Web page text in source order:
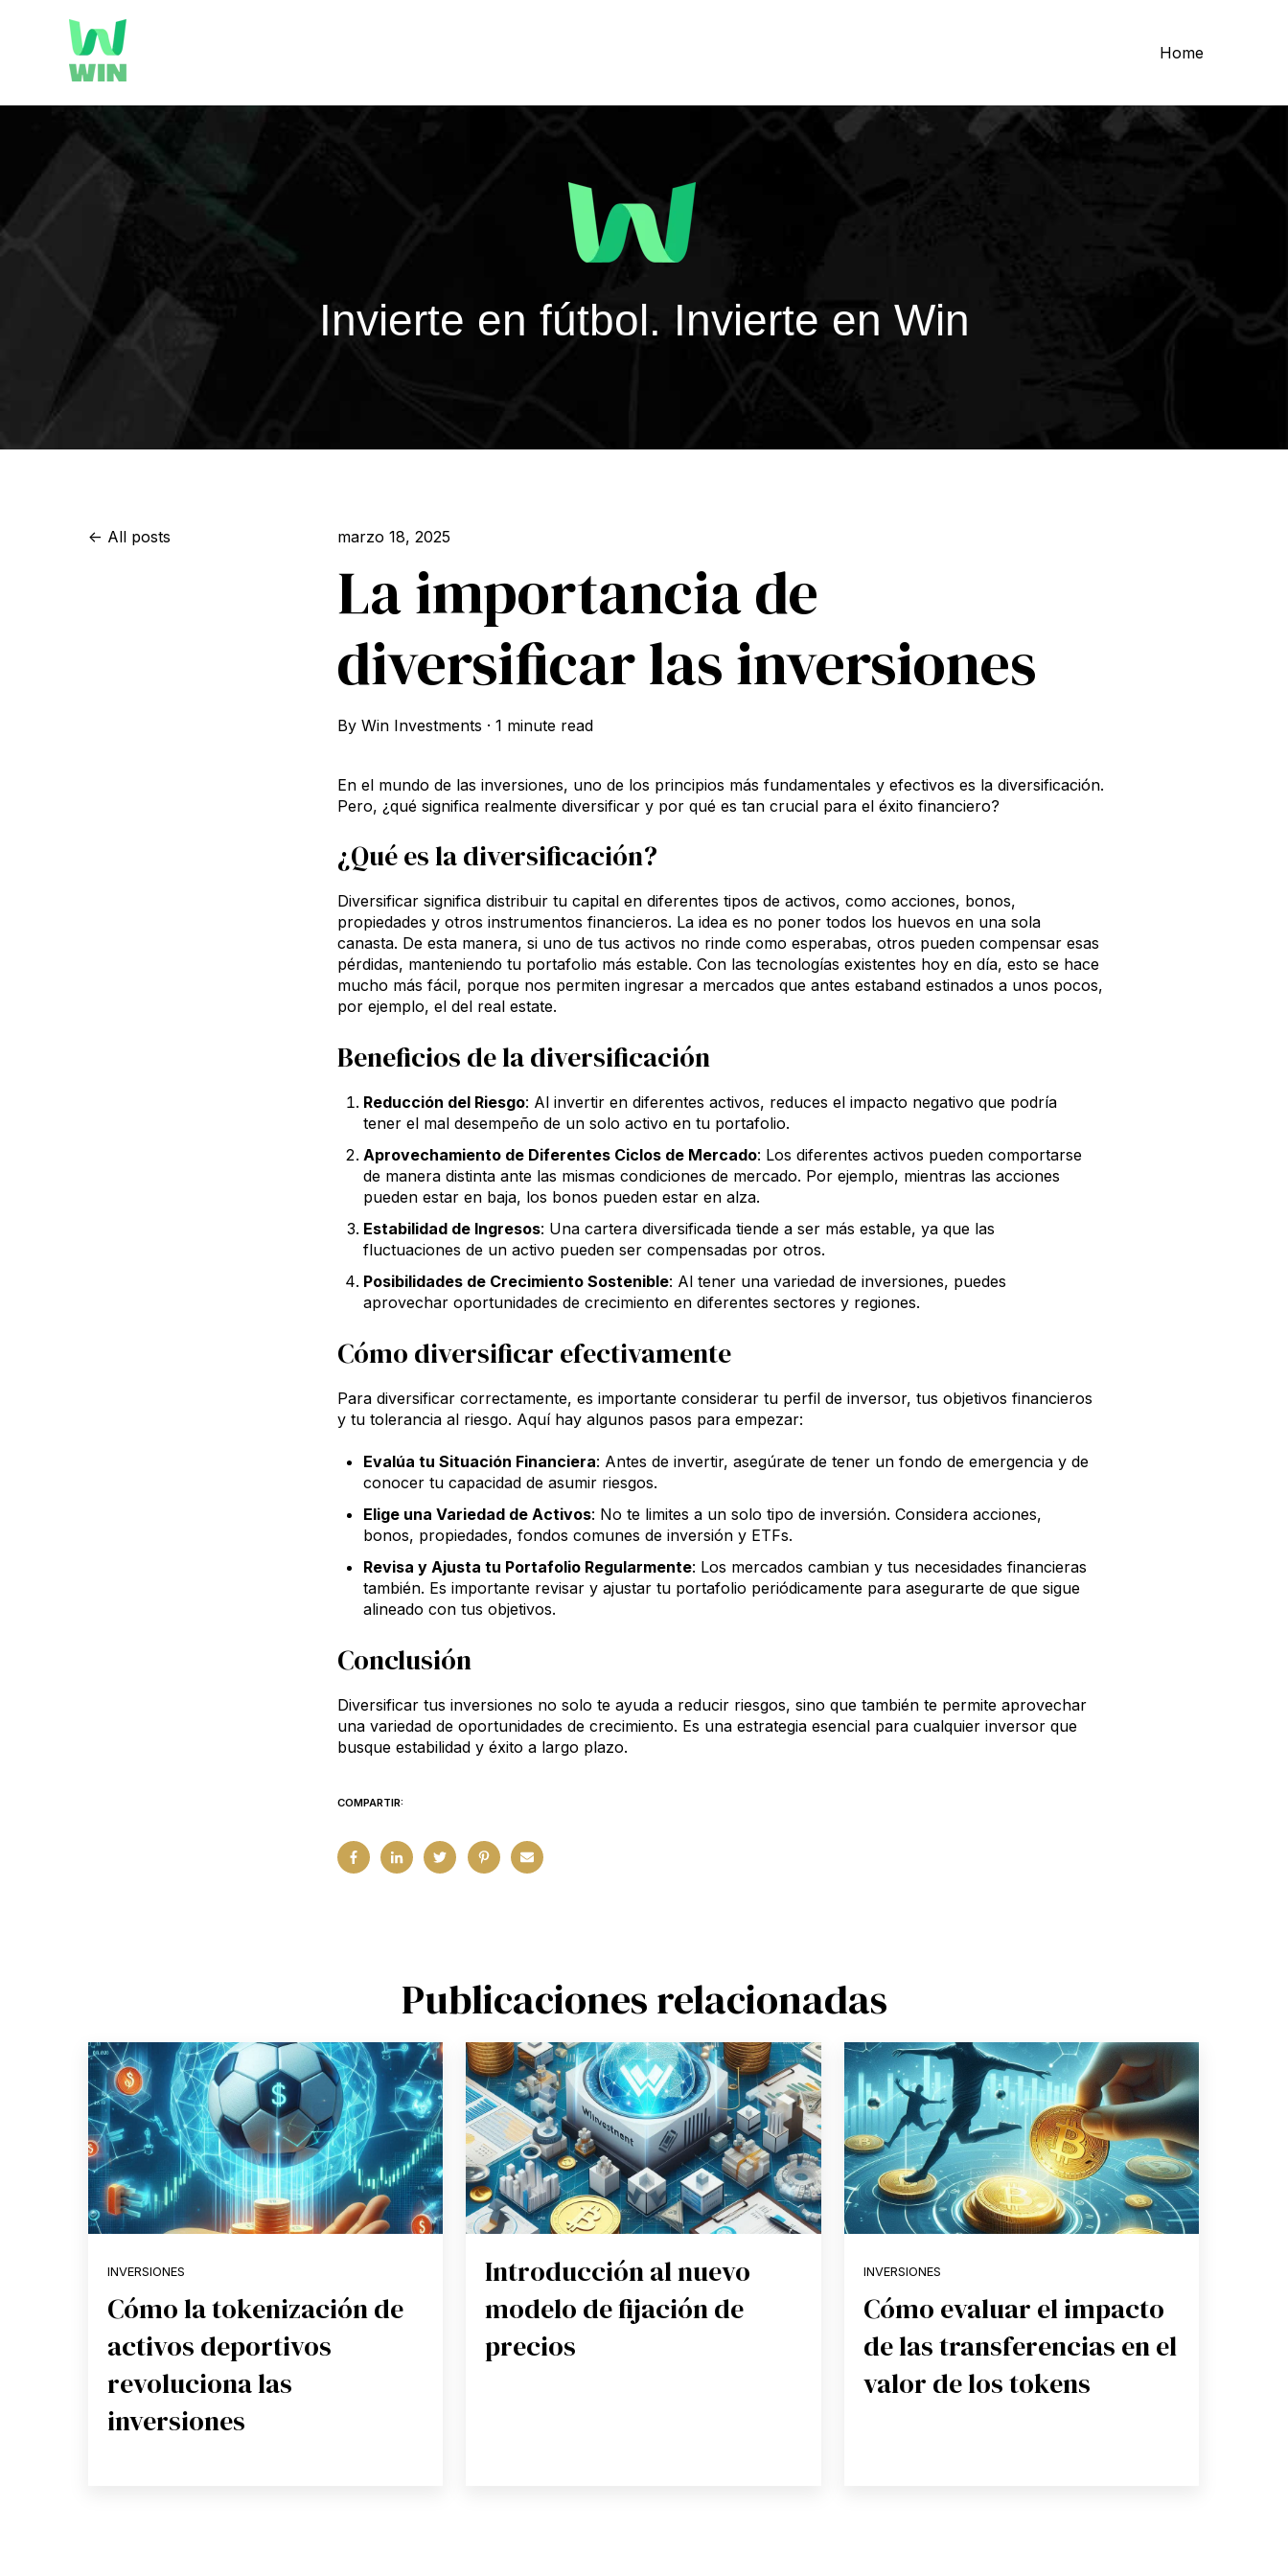
Home
Invierte en fútbol. Invierte en Win
All posts marzo 18, 2025
La importancia de
diversificar las inversiones
By Win Investments · 1 minute read
En el mundo de las inversiones, uno de los principios más fundamentales y efectivos es la diversificación.
Pero, ¿qué significa realmente diversificar y por qué es tan crucial para el éxito financiero?
¿Qué es la diversificación?
Diversificar significa distribuir tu capital en diferentes tipos de activos, como acciones, bonos,
propiedades y otros instrumentos financieros. La idea es no poner todos los huevos en una sola
canasta. De esta manera, si uno de tus activos no rinde como esperabas, otros pueden compensar esas
pérdidas, manteniendo tu portafolio más estable. Con las tecnologías existentes hoy en día, esto se hace
mucho más fácil, porque nos permiten ingresar a mercados que antes estaband estinados a unos pocos,
por ejemplo, el del real estate.
Beneficios de la diversificación
Reducción del Riesgo: Al invertir en diferentes activos, reduces el impacto negativo que podría
tener el mal desempeño de un solo activo en tu portafolio.
Aprovechamiento de Diferentes Ciclos de Mercado: Los diferentes activos pueden comportarse
de manera distinta ante las mismas condiciones de mercado. Por ejemplo, mientras las acciones
pueden estar en baja, los bonos pueden estar en alza.
Estabilidad de Ingresos: Una cartera diversificada tiende a ser más estable, ya que las
fluctuaciones de un activo pueden ser compensadas por otros.
Posibilidades de Crecimiento Sostenible: Al tener una variedad de inversiones, puedes
aprovechar oportunidades de crecimiento en diferentes sectores y regiones.
Cómo diversificar efectivamente
Para diversificar correctamente, es importante considerar tu perfil de inversor, tus objetivos financieros
y tu tolerancia al riesgo. Aquí hay algunos pasos para empezar:
Evalúa tu Situación Financiera: Antes de invertir, asegúrate de tener un fondo de emergencia y de
conocer tu capacidad de asumir riesgos.
Elige una Variedad de Activos: No te limites a un solo tipo de inversión. Considera acciones,
bonos, propiedades, fondos comunes de inversión y ETFs.
Revisa y Ajusta tu Portafolio Regularmente: Los mercados cambian y tus necesidades financieras
también. Es importante revisar y ajustar tu portafolio periódicamente para asegurarte de que sigue
alineado con tus objetivos.
Conclusión
Diversificar tus inversiones no solo te ayuda a reducir riesgos, sino que también te permite aprovechar
una variedad de oportunidades de crecimiento. Es una estrategia esencial para cualquier inversor que
busque estabilidad y éxito a largo plazo.
COMPARTIR:
Publicaciones relacionadas
INVERSIONES
Cómo la tokenización de
activos deportivos
revoluciona las
inversiones
Introducción al nuevo
modelo de fijación de
precios
INVERSIONES
Cómo evaluar el impacto
de las transferencias en el
valor de los tokens